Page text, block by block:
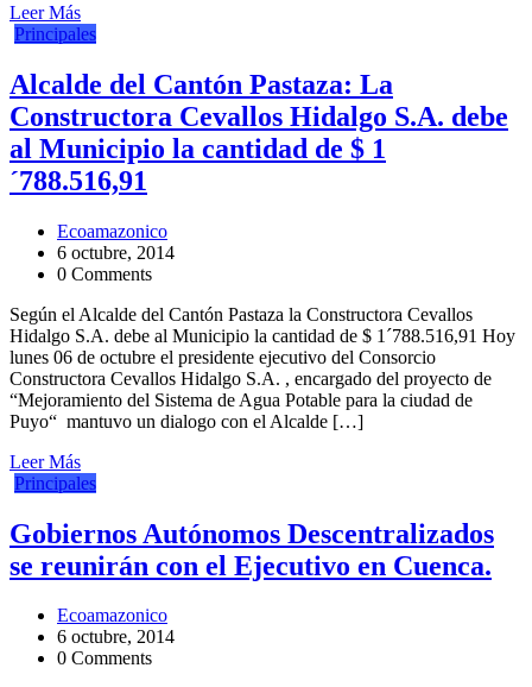
Leer Más
Principales
Alcalde del Cantón Pastaza: La
Constructora Cevallos Hidalgo S.A. debe
al Municipio la cantidad de $ 1
´788.516,91
Ecoamazonico
6 octubre, 2014
0 Comments
Según el Alcalde del Cantón Pastaza la Constructora Cevallos
Hidalgo S.A. debe al Municipio la cantidad de $ 1´788.516,91 Hoy
lunes 06 de octubre el presidente ejecutivo del Consorcio
Constructora Cevallos Hidalgo S.A. , encargado del proyecto de
“Mejoramiento del Sistema de Agua Potable para la ciudad de
Puyo“ mantuvo un dialogo con el Alcalde […]
Leer Más
Principales
Gobiernos Autónomos Descentralizados
se reunirán con el Ejecutivo en Cuenca.
Ecoamazonico
6 octubre, 2014
0 Comments